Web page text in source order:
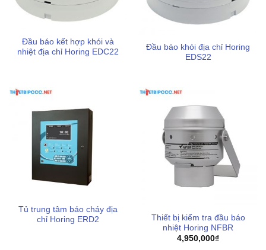
Đầu báo kết hợp khói và
nhiệt địa chỉ Horing EDC22
Đầu báo khói địa chỉ Horing
EDS22
Tủ trung tâm báo cháy địa
chỉ Horing ERD2
Thiết bị kiểm tra đầu báo
nhiệt Horing NFBR
4,950,000₫